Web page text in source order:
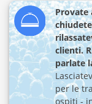
Provate
clienti.
parlate
per le
ospiti -